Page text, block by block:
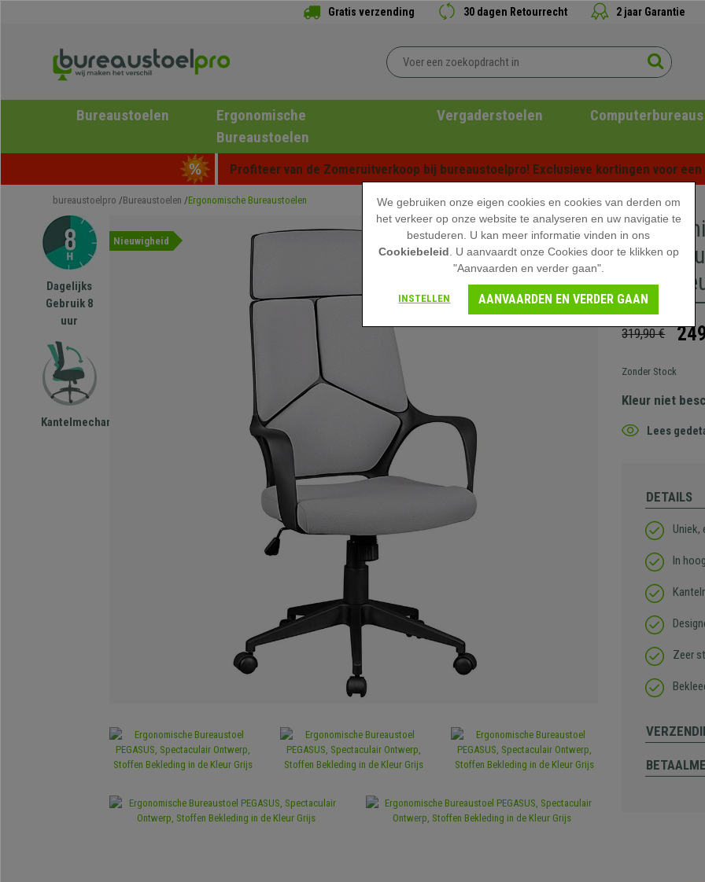
Gratis verzending 30 dagen Retourrecht 2 jaar Garantie
Bureaustoelen
Ergonomische
Bureaustoelen
Vergaderstoelen Computerbureaus
Profiteer van de Zomeruitverkoop bij bureaustoelpro! Exclusieve kortingen voor
bureaustoelpro Bureaustoelen Ergonomische Bureaustoelen
Dagelijks
Gebruik 8
uur
Kantelmechanisme
Nieuwigheid
in de
319,90 €
Zonder Stock
Kleur niet
Lees
DETAILS
In
Zeer
We gebruiken onze eigen cookies en cookies van derden om
het verkeer op onze website te analyseren en uw navigatie te
bestuderen. U kan meer informatie vinden in ons
Cookiebeleid . U aanvaardt onze Cookies door te klikken op
"Aanvaarden en verder gaan".
INSTELLEN AANVAARDEN EN VERDER GAAN